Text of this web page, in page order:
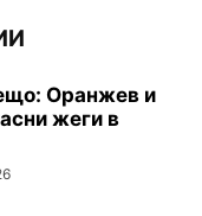
Оранжев и
жеги в